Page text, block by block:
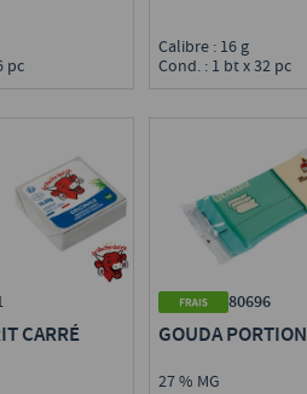
pc
Calibre : 16 g
Cond. : 1 bt x 32 pc
CARRÉ
80696
GOUDA PORTION
27 % MG